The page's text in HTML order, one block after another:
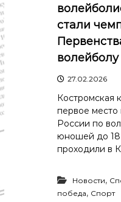
стали
волейболу
27.02.2026
Костромская
первое место
России по
юношей до 18
проходили в
Новости,
победа, Спорт